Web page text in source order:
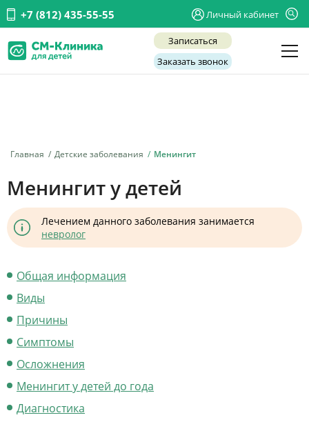
+7 (812) 435-55-55 Личный кабинет
Записаться
Заказать звонок
Главная Детские заболевания Менингит
Менингит у детей
Лечением данного заболевания занимается
невролог
Общая информация
Виды
Причины
Симптомы
Осложнения
Менингит у детей до года
Диагностика
Услуги
О нас
Отзывы
Контакты